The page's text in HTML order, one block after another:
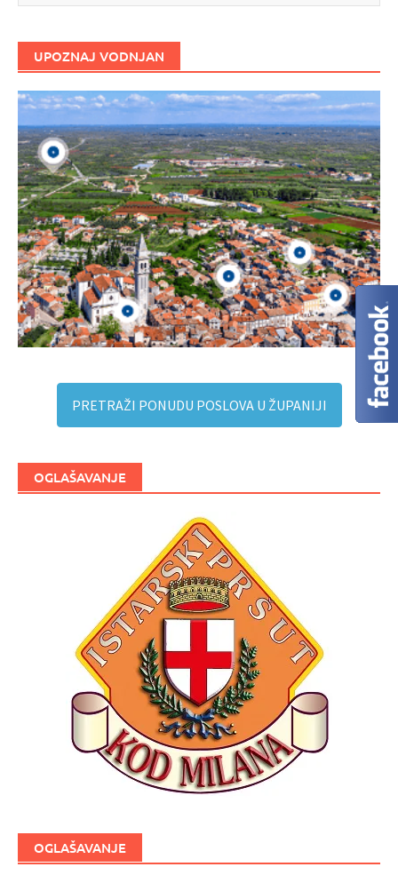
UPOZNAJ VODNJAN
PRETRAŽI PONUDU POSLOVA U ŽUPANIJI
OGLAŠAVANJE
OGLAŠAVANJE